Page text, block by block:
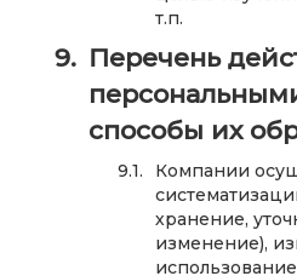
т.п.
Перечень
способы их
Компании
хранение,
изменение),